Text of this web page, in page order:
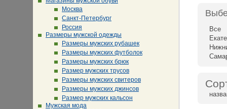
Москва
Санкт-Петербург
Россия
Размеры мужской одежды
Размеры мужских рубашек
Размеры мужских футболок
Размеры мужских брюк
Размер мужских трусов
Размеры мужских свитеров
Размеры мужских джинсов
Размер мужских кальсон
Мужская мода
Все